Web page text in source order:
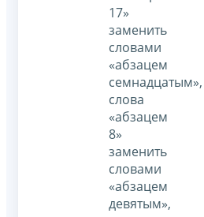
17»
заменить
словами
«абзацем
семнадцатым»,
слова
«абзацем
8»
заменить
словами
«абзацем
девятым»,